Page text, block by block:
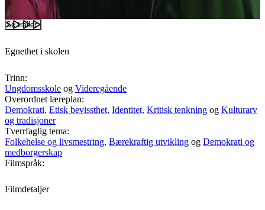
Se trailer
Egnethet i skolen
Trinn:
Ungdomsskole og Videregående
Overordnet læreplan:
Demokrati, Etisk bevissthet, Identitet, Kritisk tenkning og Kulturarv
og tradisjoner
Tverrfaglig tema:
Folkehelse og livsmestring, Bærekraftig utvikling og Demokrati og
medborgerskap
Filmspråk:
Filmdetaljer